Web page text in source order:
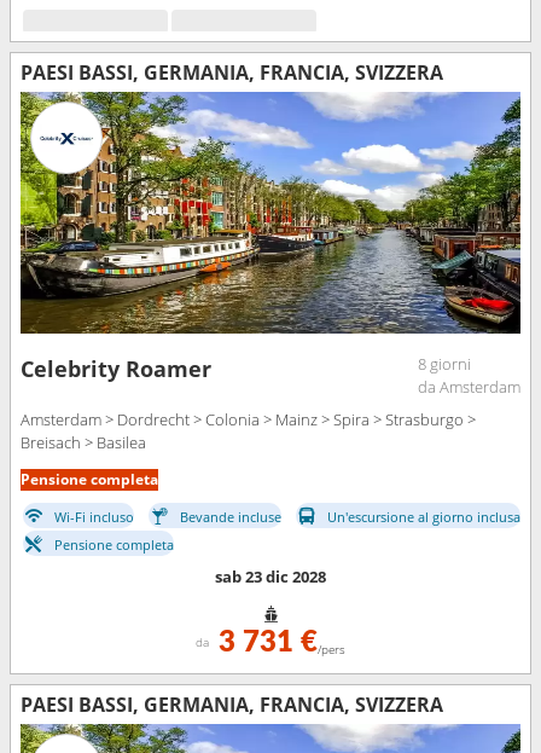
PAESI BASSI, GERMANIA, FRANCIA, SVIZZERA
Celebrity Roamer
8 giorni
da Amsterdam
Amsterdam > Dordrecht > Colonia > Mainz > Spira > Strasburgo >
Breisach > Basilea
Pensione completa
Wi-Fi incluso Bevande incluse
Un'escursione al giorno inclusa
Pensione completa
sab 23 dic 2028
da 3 731 €/pers
PAESI BASSI, GERMANIA, FRANCIA, SVIZZERA